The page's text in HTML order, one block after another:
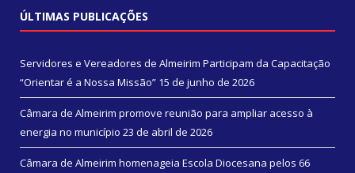
ÚLTIMAS PUBLICAÇÕES
Servidores e Vereadores de Almeirim Participam da Capacitação
“Orientar é a Nossa Missão” 15 de junho de 2026
Câmara de Almeirim promove reunião para ampliar acesso à
energia no município 23 de abril de 2026
Câmara de Almeirim homenageia Escola Diocesana pelos 66